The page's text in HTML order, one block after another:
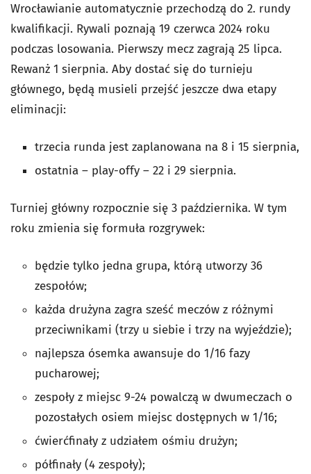
Wrocławianie automatycznie przechodzą do 2. rundy
kwalifikacji. Rywali poznają 19 czerwca 2024 roku
podczas losowania. Pierwszy mecz zagrają 25 lipca.
Rewanż 1 sierpnia. Aby dostać się do turnieju
głównego, będą musieli przejść jeszcze dwa etapy
eliminacji:
trzecia runda jest zaplanowana na 8 i 15 sierpnia,
ostatnia – play-offy – 22 i 29 sierpnia.
Turniej główny rozpocznie się 3 października. W tym
roku zmienia się formuła rozgrywek:
będzie tylko jedna grupa, którą utworzy 36
zespołów;
każda drużyna zagra sześć meczów z różnymi
przeciwnikami (trzy u siebie i trzy na wyjeździe);
najlepsza ósemka awansuje do 1/16 fazy
pucharowej;
zespoły z miejsc 9-24 powalczą w dwumeczach o
pozostałych osiem miejsc dostępnych w 1/16;
ćwierćfinały z udziałem ośmiu drużyn;
półfinały (4 zespoły);